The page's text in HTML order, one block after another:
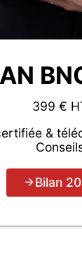
399 €
&
Bilan